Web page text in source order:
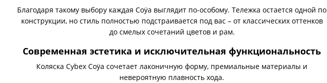
Благодаря такому выбору каждая Coÿa выглядит по-особому. Тележка остается одной по
конструкции, но стиль полностью подстраивается под вас – от классических оттенков
до смелых сочетаний цветов и рам.
Современная эстетика и исключительная функциональность
Коляска Cybex Coÿa сочетает лаконичную форму, премиальные материалы и
невероятную плавность хода.